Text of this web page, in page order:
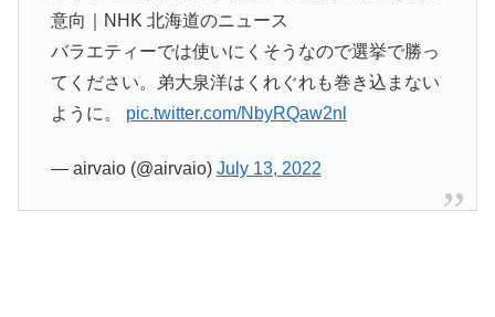
意向｜NHK 北海道のニュース
バラエティーでは使いにくそうなので選挙で勝っ
てください。弟大泉洋はくれぐれも巻き込まない
ように。 pic.twitter.com/NbyRQaw2nl
— airvaio (@airvaio) July 13, 2022